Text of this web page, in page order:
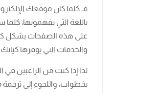
فـ كلما كان موقعك
باللغة التي يفهمونها،
على هذه الصفحات بشكل
والخدمات التي يوفرها
لذا إذا كنت من الراغبين
بخطوات، واللجوء إلى